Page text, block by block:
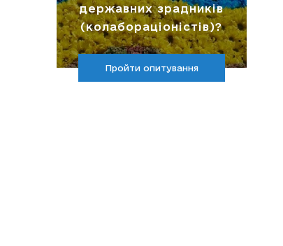
державних зрадників
(колабораціоністів)?
Пройти опитування